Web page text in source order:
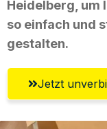
Heidelberg, um
so einfach und
gestalten.
Jetzt